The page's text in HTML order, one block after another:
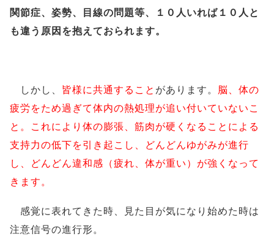
関節症、姿勢、目線の問題等、１０人いれば１０人と
も違う原因を抱えておられます。
しかし、 皆様に共通すること があります。
脳、体の
疲労をため過ぎて体内の熱処理が追い付いていないこ
と。これにより体の膨張、筋肉が硬くなることによる
支持力の低下を引き起こし、どんどんゆがみが進行
し、どんどん違和感（疲れ、体が重い）が強くなって
きます。
感覚に表れてきた時、見た目が気になり始めた時は
注意信号の進行形。